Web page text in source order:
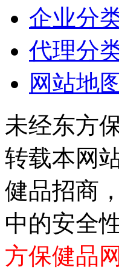
企业分
代理分
网站地图
未经东方
转载本网
健品招商
中的安全
方保健品